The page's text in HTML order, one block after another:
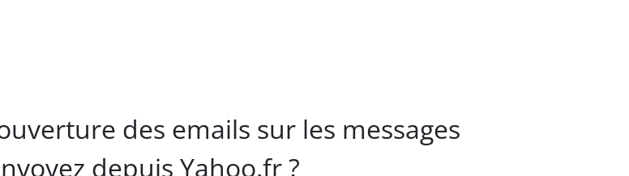
des emails sur les messages
depuis Yahoo.fr ?